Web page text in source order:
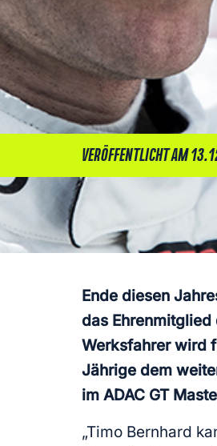
VERÖFFENTLICHT AM
Ende diesen
das
Werksfahrer wird
Jährige dem
im ADAC GT
„Timo Bernhard